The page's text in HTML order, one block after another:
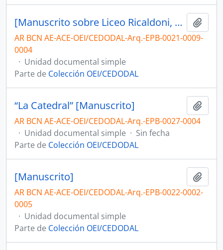
[Manuscrito sobre Liceo Ricaldoni, Escuela de Artes y Oficio y Parque Nacional]
AR BCN AE-ACE-OEI/CEDODAL-Arq.-EPB-0021-0009-
0004
· Unidad documental simple
Parte de Colección OEI/CEDODAL
“La Catedral” [Manuscrito]
AR BCN AE-ACE-OEI/CEDODAL-Arq.-EPB-0027-0004
· Unidad documental simple · Sin fecha
Parte de Colección OEI/CEDODAL
[Manuscrito]
AR BCN AE-ACE-OEI/CEDODAL-Arq.-EPB-0022-0002-
0005
· Unidad documental simple
Parte de Colección OEI/CEDODAL